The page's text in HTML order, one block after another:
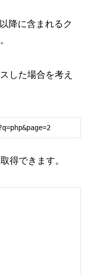
以降に含まれるク
した場合を考え
https://example.com/search.php?q=php&page=2
得できます。